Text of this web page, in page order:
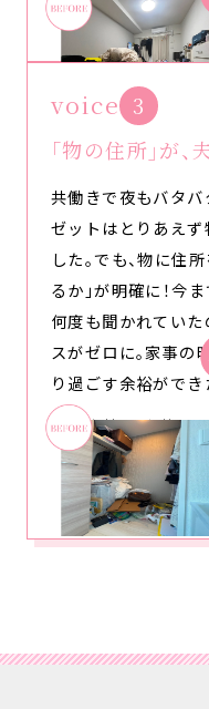
voice 3
「物の住所」が
共働きで夜もバタバ
ゼットはとりあえ
した。でも、物に住
るか」が明確に！今
何度も聞かれていた
スがゼロに。家事の
り過ごす余裕ができ
30代女性 二人暮らし